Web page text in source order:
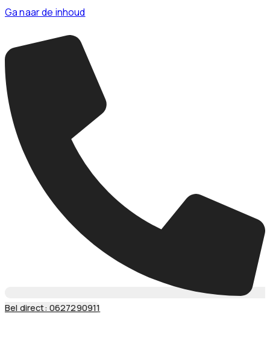
Ga naar de inhoud
Bel direct: 0627290911